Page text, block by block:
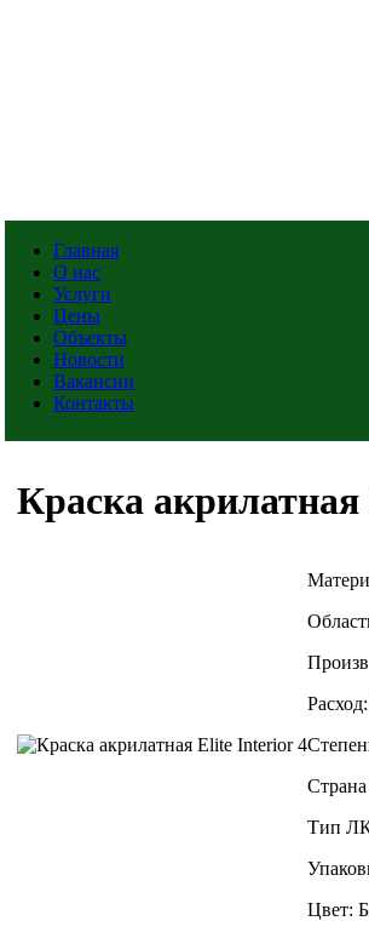
Главная
О нас
Услуги
Цены
Объекты
Новости
Вакансии
Контакты
Краска
Страна
Тип
Цвет: